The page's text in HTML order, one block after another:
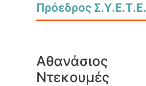
Πρόεδρος Σ.Υ.Ε.Τ.Ε.
Αθανάσιος
Ντεκουμές